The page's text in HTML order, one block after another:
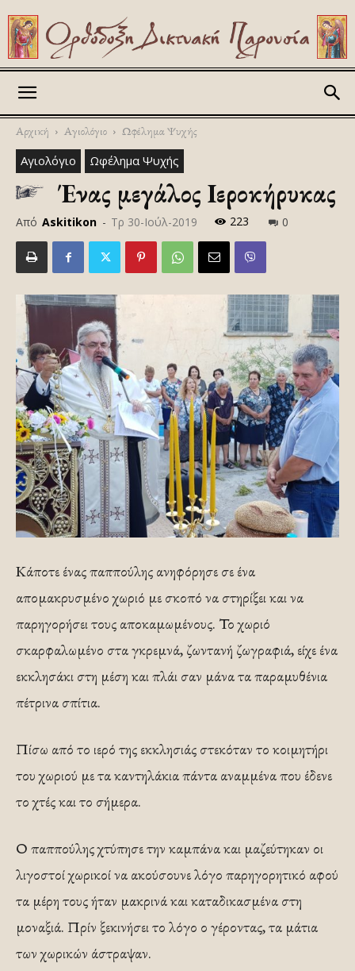
Αρχική Αγιολόγιο Ωφέλημα Ψυχής
Αγιολόγιο Ωφέλημα Ψυχής
Ένας μεγάλος Ιεροκήρυκας
Από Askitikon - Τρ 30-Ιούλ-2019 223 0
Κάποτε ένας παππούλης ανηφόρησε σε ένα
απομακρυσμένο χωριό με σκοπό να στηρίξει και να
παρηγορήσει τους αποκαμωμένους. Το χωριό
σκαρφαλωμένο στα γκρεμνά, ζωντανή ζωγραφιά, είχε ένα
εκκλησάκι στη μέση και πλάι σαν μάνα τα παραμυθένια
πέτρινα σπίτια.
Πίσω από το ιερό της εκκλησιάς στεκόταν το κοιμητήρι
του χωριού με τα καντηλάκια πάντα αναμμένα που έδενε
το χτές και το σήμερα.
Ο παππούλης χτύπησε την καμπάνα και μαζεύτηκαν οι
λιγοστοί χωρικοί να ακούσουνε λόγο παρηγορητικό αφού
τα μέρη τους ήταν μακρινά και καταδικασμένα στη
μοναξιά. Πρίν ξεκινήσει το λόγο ο γέροντας, τα μάτια
των χωρικών άστραψαν.